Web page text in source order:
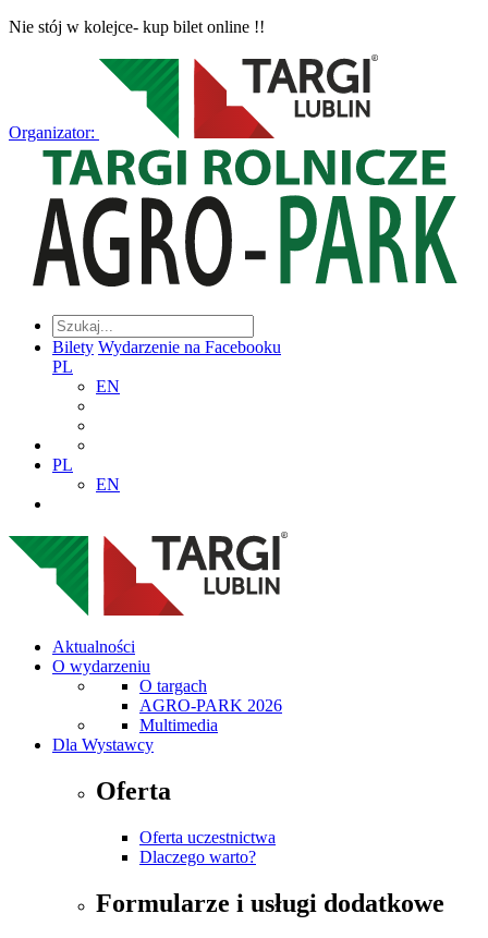
Nie stój w kolejce- kup bilet online !!
Organizator:
Bilety Wydarzenie na Facebooku
PL
EN
PL
EN
Aktualności
O wydarzeniu
O targach
AGRO-PARK 2026
Multimedia
Dla Wystawcy
Oferta
Oferta uczestnictwa
Dlaczego warto?
Formularze i usługi dodatkowe